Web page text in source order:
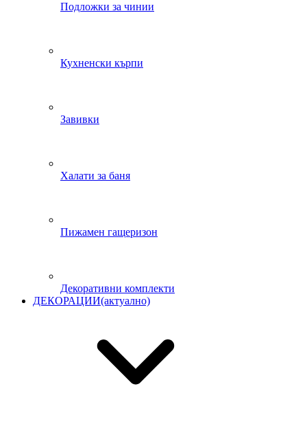
Подложки за чинии
Кухненски кърпи
Завивки
Халати за баня
Пижамен гащеризон
Декоративни комплекти
ДЕКОРАЦИИ(актуално)